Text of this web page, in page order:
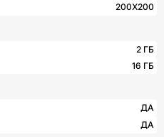
200X200
2 ГБ
16 ГБ
ДА
ДА